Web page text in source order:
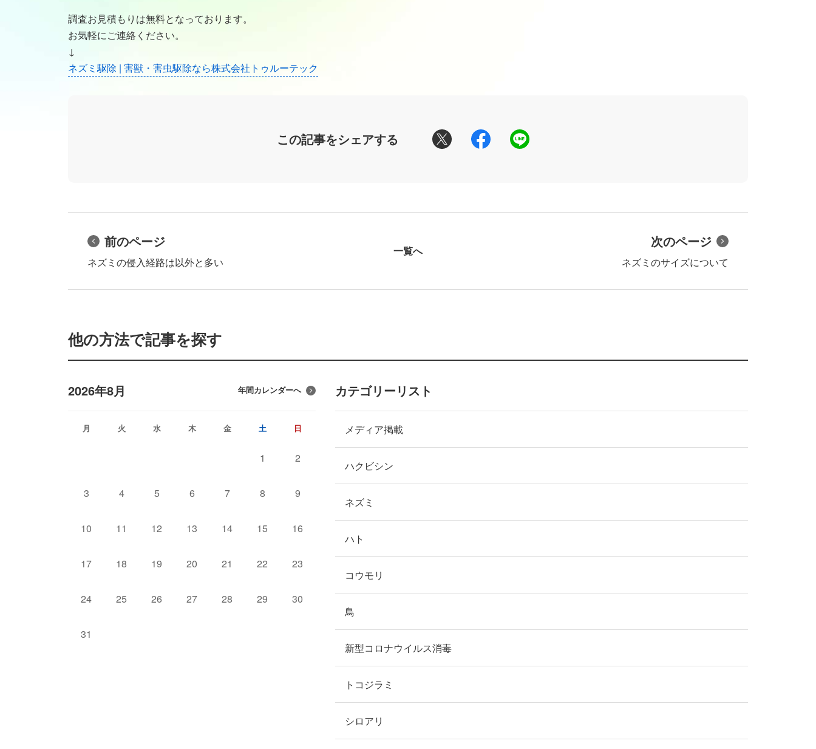
調査お見積もりは無料となっております。
お気軽にご連絡ください。
↓
ネズミ駆除 | 害獣・害虫駆除なら株式会社トゥルーテック
この記事をシェアする
前のページ
ネズミの侵入経路は以外と多い
一覧へ
次のページ
ネズミのサイズについて
他の方法で記事を探す
2026年8月 年間カレンダーへ
月 火 水 木 金 土 日
1 2
3 4 5 6 7 8 9
10 11 12 13 14 15 16
17 18 19 20 21 22 23
24 25 26 27 28 29 30
31
カテゴリーリスト
メディア掲載
ハクビシン
ネズミ
ハト
コウモリ
鳥
新型コロナウイルス消毒
トコジラミ
シロアリ